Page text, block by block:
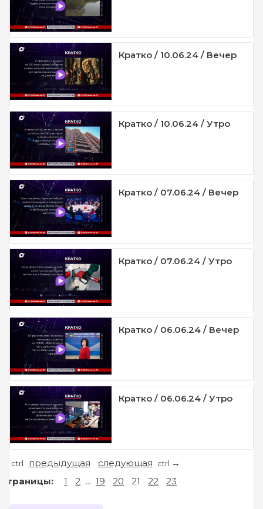
Кратко / 10.06.24 / Вечер
Кратко / 10.06.24 / Утро
Кратко / 07.06.24 / Вечер
Кратко / 07.06.24 / Утро
Кратко / 06.06.24 / Вечер
Кратко / 06.06.24 / Утро
ctrl предыдущая следующая ctrl →
Страницы: 1 2 ... 19 20 21 22 23